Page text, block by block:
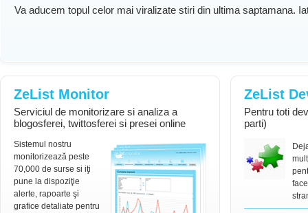
Va aducem topul celor mai viralizate stiri din ultima saptamana.
ZeList Monitor
Serviciul de monitorizare si analiza a
blogosferei, twittosferei si presei online
Sistemul nostru
monitorizează peste
70,000 de surse si iţi
pune la dispoziţie
alerte, rapoarte şi
grafice detaliate pentru
ZeList
Pentru toti
parti)